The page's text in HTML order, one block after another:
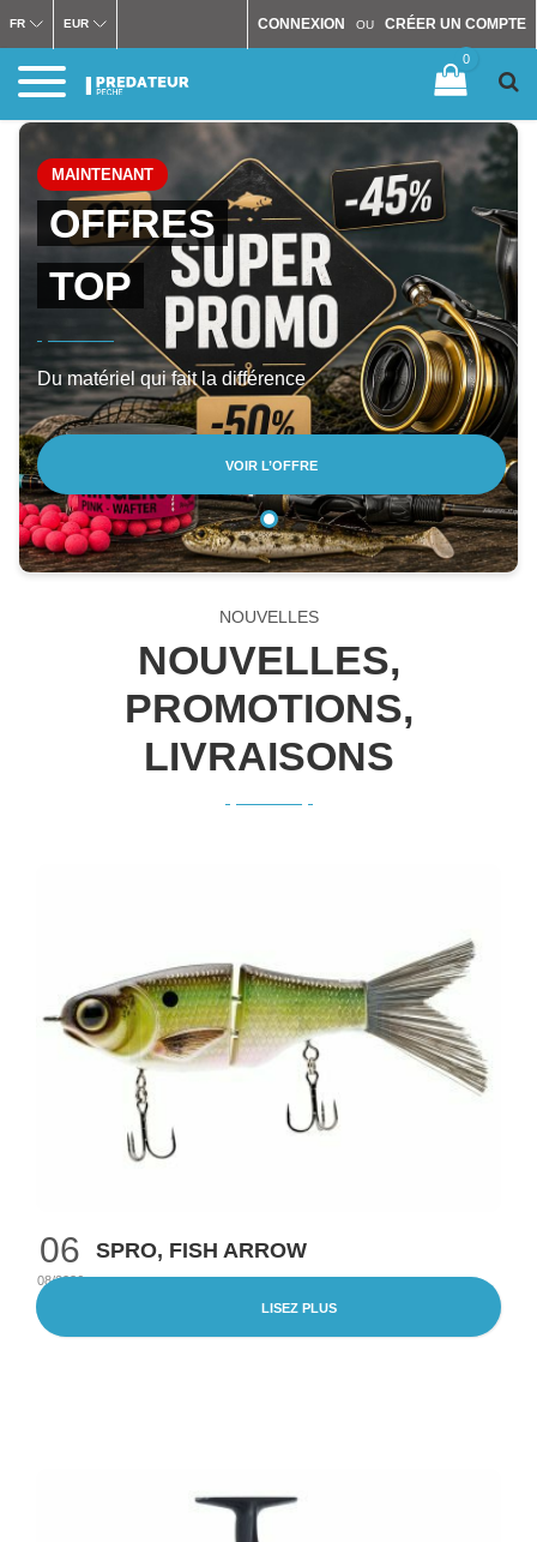
CONNEXION OU CRÉER UN COMPTE
FR EUR
0
MAINTENANT
OFFRES
TOP
Du matériel qui fait la différence
VOIR L’OFFRE
NOUVELLES
NOUVELLES,
PROMOTIONS,
LIVRAISONS
06
08/2026
SPRO, FISH ARROW
LISEZ PLUS